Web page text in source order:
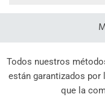
Todos nuestros
están garantizados
que la